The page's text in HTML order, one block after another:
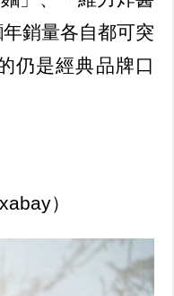
銷量各自都可突
仍是經典品牌口
）